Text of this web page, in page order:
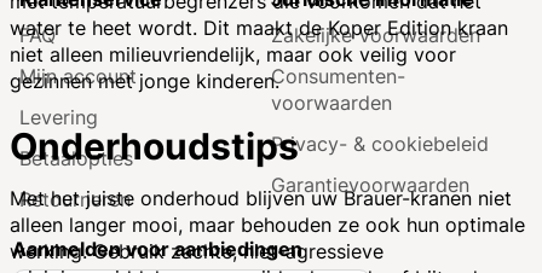
water te heet wordt. Dit maakt de Koper Edition kraan
niet alleen milieuvriendelijk, maar ook veilig voor
gezinnen met jonge kinderen.
Onderhoudstips
Met het juiste onderhoud blijven uw Brauer-kranen niet
alleen langer mooi, maar behouden ze ook hun optimale
werking. Gebruik zachte, niet-agressieve
FAQ
Mijn account
Levering
Betaalopties
Retourneren
Zakelijke Voorwaarden
Consumenten­
voorwaarden
Privacy- & cookiebeleid
Garantie­voorwaarden
Aanmelden voor aanbiedingen